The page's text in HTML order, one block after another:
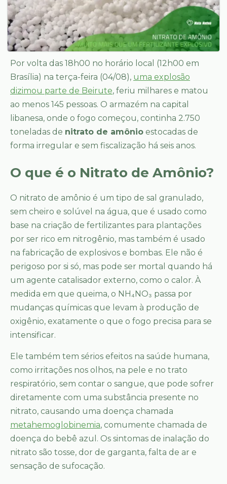
Por volta das 18h00 no horário local (12h00 em
Brasília) na terça-feira (04/08), uma explosão
dizimou parte de Beirute, feriu milhares e matou
ao menos 145 pessoas. O armazém na capital
libanesa, onde o fogo começou, continha 2.750
toneladas de nitrato de amônio estocadas de
forma irregular e sem fiscalização há seis anos.
O que é o Nitrato de Amônio?
O nitrato de amônio é um tipo de sal granulado,
sem cheiro e solúvel na água, que é usado como
base na criação de fertilizantes para plantações
por ser rico em nitrogênio, mas também é usado
na fabricação de explosivos e bombas. Ele não é
perigoso por si só, mas pode ser mortal quando há
um agente catalisador externo, como o calor. À
medida em que queima, o NH₄NO₃ passa por
mudanças químicas que levam à produção de
oxigênio, exatamente o que o fogo precisa para se
intensificar.
Ele também tem sérios efeitos na saúde humana,
como irritações nos olhos, na pele e no trato
respiratório, sem contar o sangue, que pode sofrer
diretamente com uma substância presente no
nitrato, causando uma doença chamada
metahemoglobinemia, comumente chamada de
doença do bebê azul. Os sintomas de inalação do
nitrato são tosse, dor de garganta, falta de ar e
sensação de sufocação.